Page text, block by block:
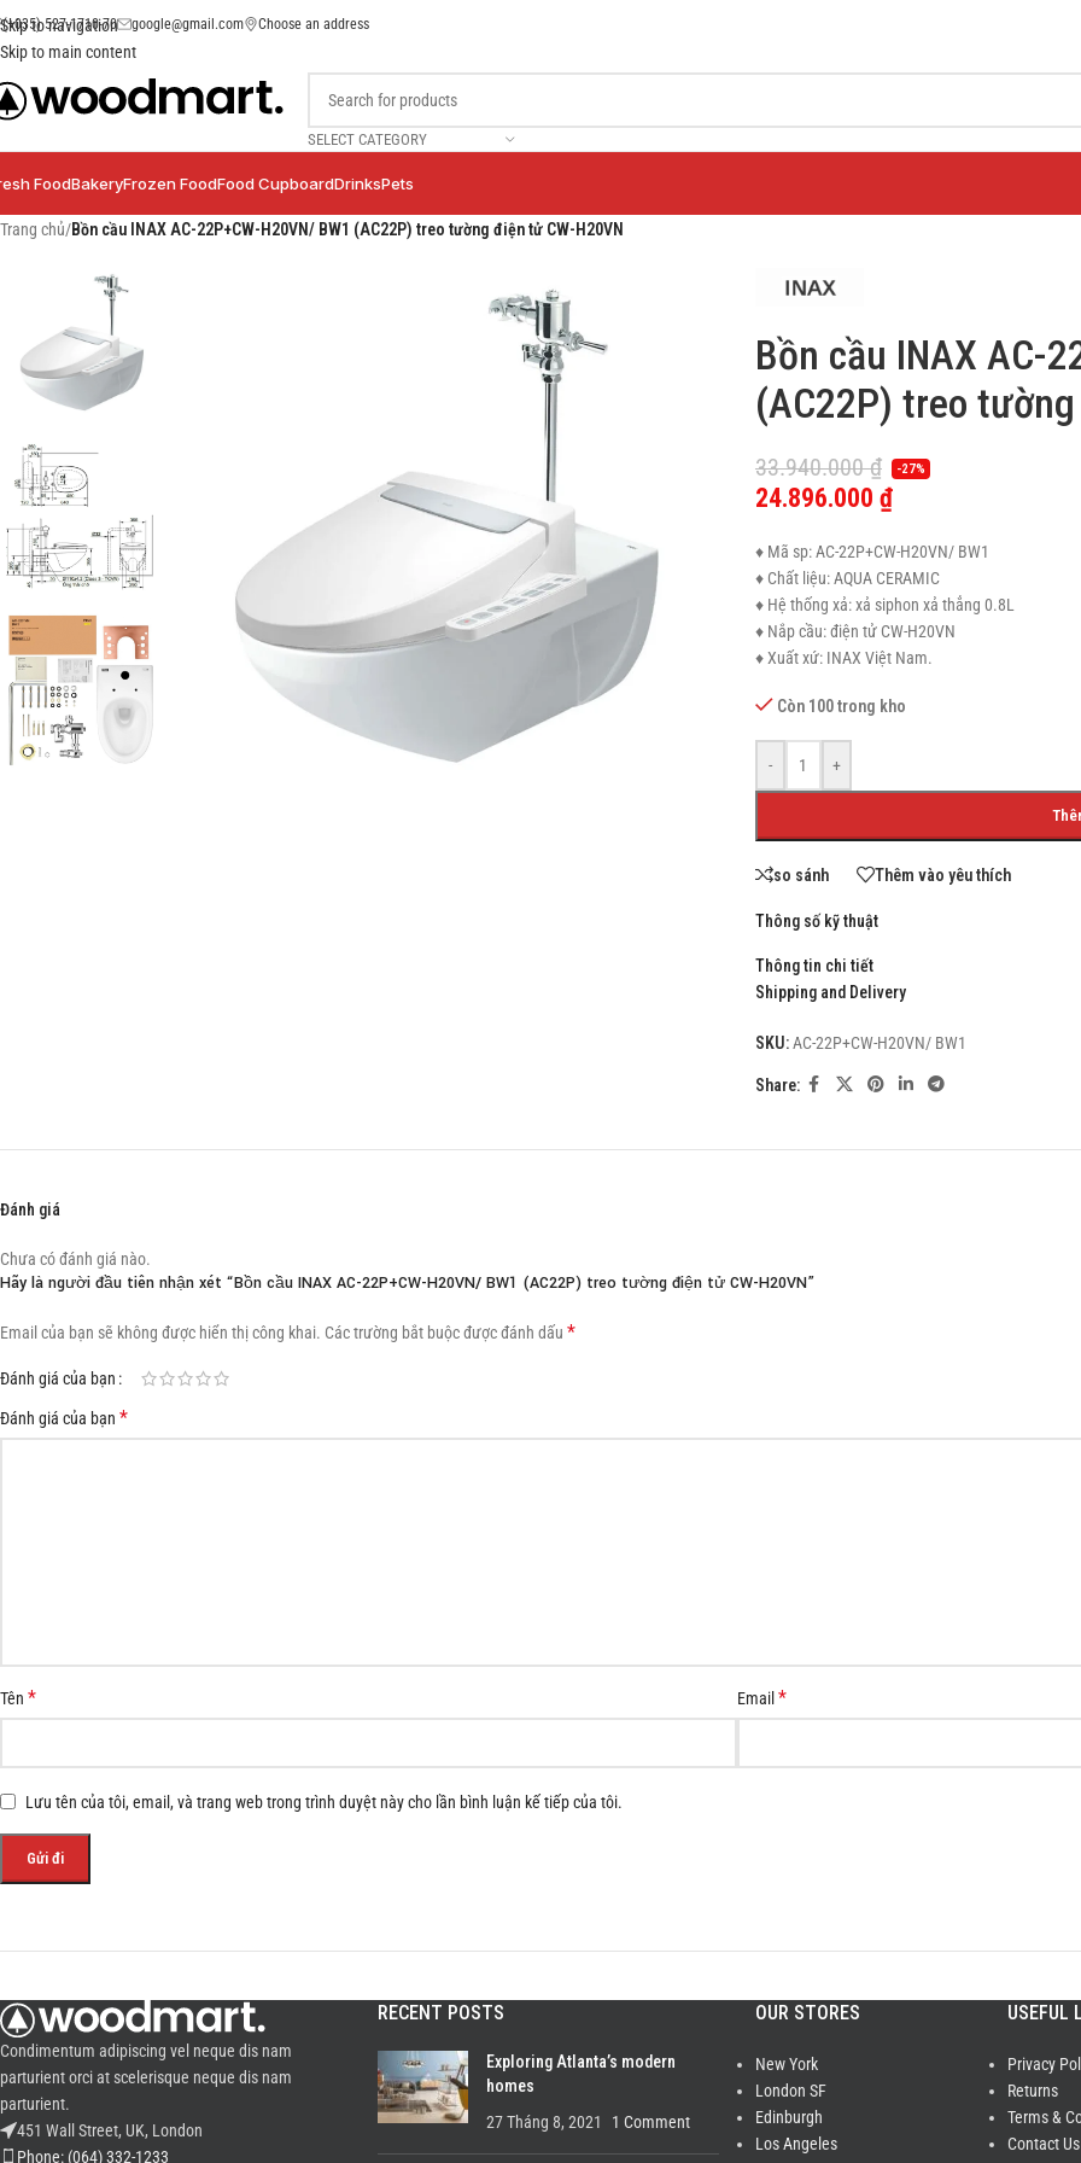
Skip to navigation
Skip to main content
(+035) 527-1710-70 google@gmail.com Choose an address
SELECT CATEGORY
FoodBakeryFrozen FoodFood CupboardDrinksPets
SHOP LAYOUTS
Filters area
Hidden sidebar
HOT
Small categories menu
Products list view
With background
Category description
Header overlap
Infinit scrolling
Trang chủ/Bồn cầu INAX AC-22P+CW-H20VN/ BW1 (AC22P) treo tường điện tử CW-H20VN
Bồn cầu INAX AC-
(AC22P) treo
33.940.000₫ -27%
24.896.000 ₫
♦ Mã sp: AC-22P+CW-H20VN/ BW1
♦ Chất liệu: AQUA CERAMIC
♦ Hệ thống xả: xả siphon xả thẳng 0.8L
♦ Nắp cầu: điện tử CW-H20VN
♦ Xuất xứ: INAX Việt Nam.
Còn 100 trong kho
- +
so sánh Thêm vào yêu thích
Thông số kỹ thuật
Thông tin chi tiết
Shipping and Delivery
SKU:AC-22P+CW-H20VN/ BW1
Share:
Đánh giá
Chưa có đánh giá nào.
Hãy là người đầu tiên nhận xét “Bồn cầu INAX AC-22P+CW-H20VN/ BW1 (AC22P) treo tường điện tử CW-H20VN”
Email của bạn sẽ không được hiển thị công khai. Các trường bắt buộc được đánh dấu *
Đánh giá của bạn
Đánh giá của bạn *
Tên * Email *
Lưu tên của tôi, email, và trang web trong trình duyệt này cho lần bình luận kế tiếp của tôi.
Condimentum adipiscing vel neque dis nam
parturient orci at scelerisque neque dis nam
parturient.
451 Wall Street, UK, London
Phone: (064) 332-1233
RECENT POSTS
Exploring Atlanta’s modern
homes
27 Tháng 8, 2021
1 Comment
OUR STORES
New York
London SF
Edinburgh
Los Angeles
USEFUL
Privacy
Returns
Terms &
Contact Us